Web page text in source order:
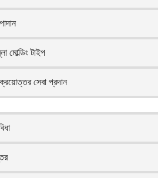
মোল্ডিং টাইপ
সেবা প্রদান